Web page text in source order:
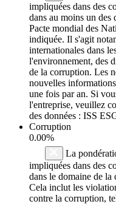
impliquées dans des
dans au moins un des
Pacte mondial des
indiquée. Il s'agit
internationales dans
l'environnement, des
de la corruption. Les
nouvelles
une fois par an. Si
l'entreprise, veuillez
des données : ISS
Corruption
0.00%
La
impliquées dans des
dans le domaine de
Cela inclut les
contre la corruption,